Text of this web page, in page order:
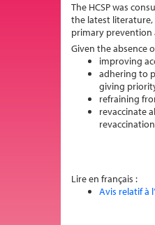
The HCSP was
the latest literature,
primary prevention
Given the absence
improving
adhering to
giving
refraining
revaccinate
Lire en français :
Avis relatif à